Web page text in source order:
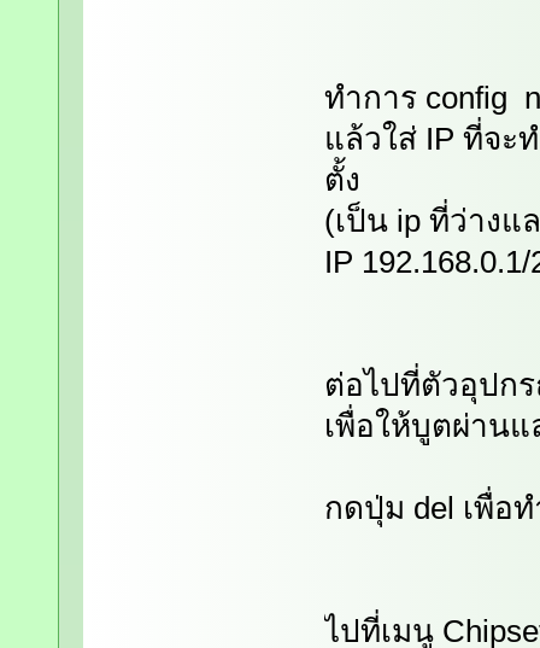
ทำการ config
แล้วใส่ IP ที่จะ
ตั้ง
(เป็น ip ที่ว่างแ
IP
ต่อไปที่ตัวอุปกร
เพื่อให้บูตผ่าน
กดปุ่ม del เพื่อท
ไปที่เมนู